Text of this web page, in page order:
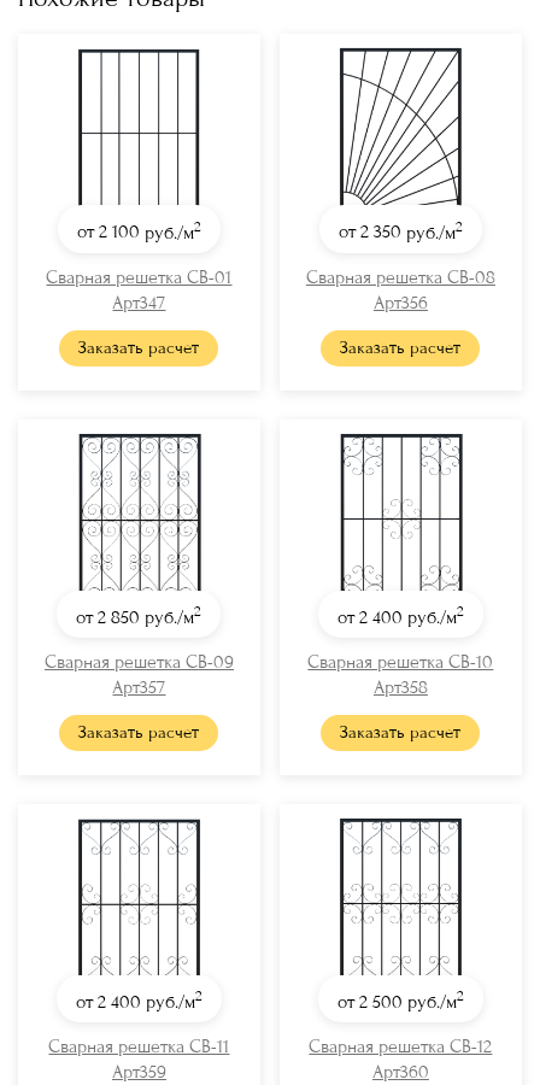
от 2 100 руб./м2
Сварная решетка СВ-01
Арт347
Заказать расчет
от 2 350 руб./м2
Сварная решетка СВ-08
Арт356
Заказать расчет
от 2 850 руб./м2
Сварная решетка СВ-09
Арт357
Заказать расчет
от 2 400 руб./м2
Сварная решетка СВ-10
Арт358
Заказать расчет
от 2 400 руб./м2
Сварная решетка СВ-11
Арт359
от 2 500 руб./м2
Сварная решетка СВ-12
Арт360